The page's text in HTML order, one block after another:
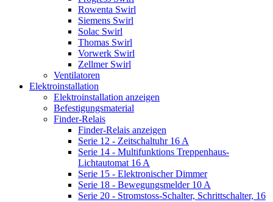
Rowenta Swirl
Siemens Swirl
Solac Swirl
Thomas Swirl
Vorwerk Swirl
Zellmer Swirl
Ventilatoren
Elektroinstallation
Elektroinstallation anzeigen
Befestigungsmaterial
Finder-Relais
Finder-Relais anzeigen
Serie 12 - Zeitschaltuhr 16 A
Serie 14 - Multifunktions Treppenhaus-
Lichtautomat 16 A
Serie 15 - Elektronischer Dimmer
Serie 18 - Bewegungsmelder 10 A
Serie 20 - Stromstoss-Schalter, Schrittschalter, 16